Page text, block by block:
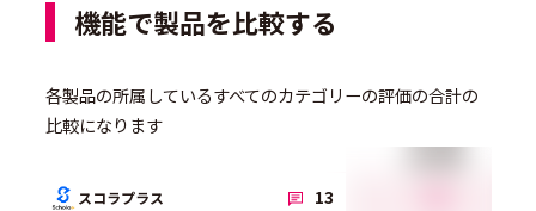
機能で製品を比較する
各製品の所属しているすべてのカテゴリーの評価の合計の
比較になります
スコラプラス
13